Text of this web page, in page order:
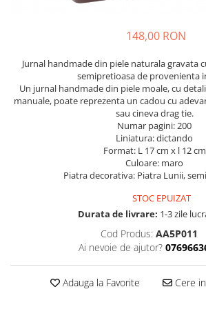
148,00 RON
Jurnal handmade din piele naturala gravata
semipretioasa de provenienta
Un jurnal handmade din piele moale, cu
manuale, poate reprezenta un cadou cu
sau cineva drag tie.
Numar pagini: 200
Liniatura: dictando
Format: L 17 cm x l 12 cm
Culoare: maro
Piatra decorativa: Piatra Lunii,
STOC EPUIZAT
Durata de livrare: 1-3 zile
Cod Produs: AA5P011
Ai nevoie de ajutor?
Adauga la Favorite Cere